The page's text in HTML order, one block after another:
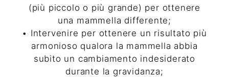
(più piccolo o più grande) per ottenere
una mammella differente;
• Intervenire per ottenere un risultato più
armonioso qualora la mammella abbia
subito un cambiamento indesiderato
durante la gravidanza;